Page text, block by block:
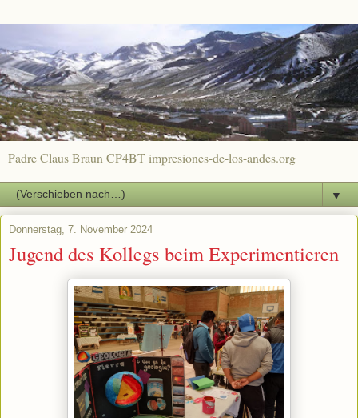
Padre Claus Braun CP4BT impresiones-de-los-andes.org
▼
Donnerstag, 7. November 2024
Jugend des Kollegs beim Experimentieren